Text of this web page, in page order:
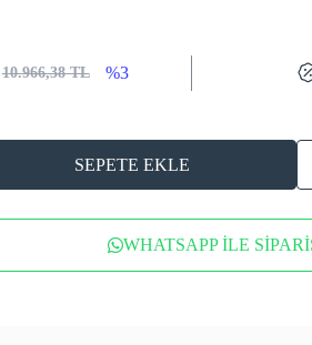
10.966,38 TL %3
SEPETE EKLE
WHATSAPP İLE